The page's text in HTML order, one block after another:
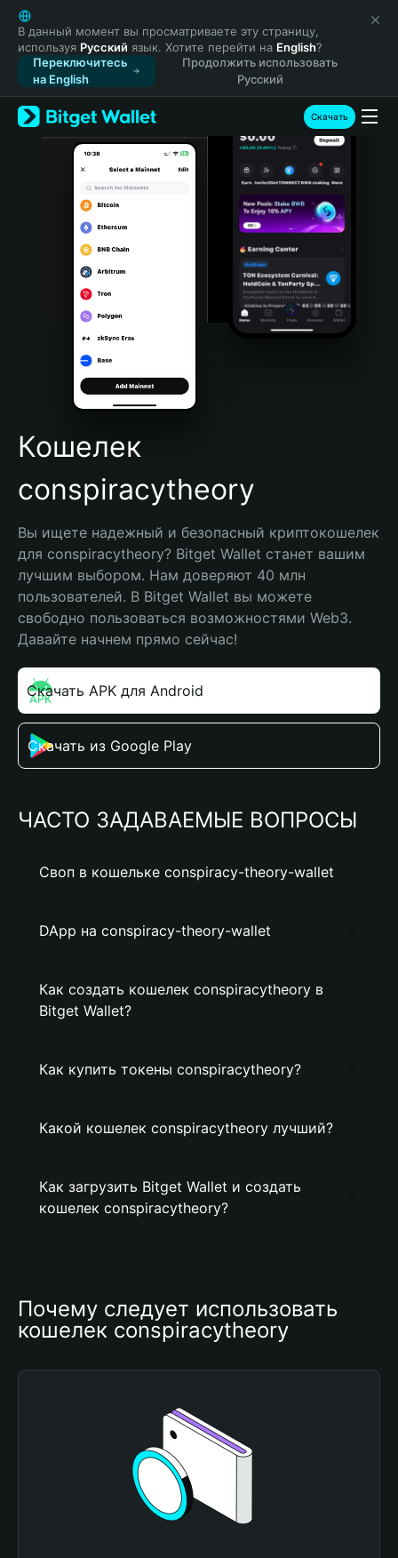
English
日本語
Tiếng Việt
Русский
Español (Latinoamérica)
Türkçe
Italiano
Português (Portugal)
Bahasa Indonesia
Português (Brasil)
Español (Argentina)
В данный момент вы просматриваете эту страницу,
используя Русский язык. Хотите перейти на English?
Переключитесь
на English
Продолжить использовать
Русский
Скачать
Кошелек
conspiracytheory
Вы ищете надежный и безопасный криптокошелек
для conspiracytheory? Bitget Wallet станет вашим
лучшим выбором. Нам доверяют 40 млн
пользователей. В Bitget Wallet вы можете
свободно пользоваться возможностями Web3.
Давайте начнем прямо сейчас!
Скачать APK для Android
Скачать из Google Play
ЧАСТО ЗАДАВАЕМЫЕ ВОПРОСЫ
Своп в кошельке conspiracy-theory-wallet
DApp на conspiracy-theory-wallet
Как создать кошелек conspiracytheory в
Bitget Wallet?
Как купить токены conspiracytheory?
Какой кошелек conspiracytheory лучший?
Как загрузить Bitget Wallet и создать
кошелек conspiracytheory?
Почему следует использовать
кошелек conspiracytheory